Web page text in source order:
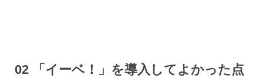
02 「イーベ！」を導入してよかった点